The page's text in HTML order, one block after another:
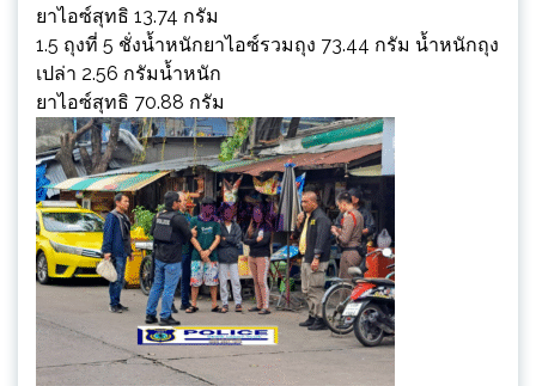
ยาไอซ์สุทธิ 13.74 กรัม
1.5 ถุงที่ 5 ชั่งน้ำหนักยาไอซ์รวมถุง 73.44 กรัม น้ำหนักถุง
เปล่า 2.56 กรัมน้ำหนัก
ยาไอซ์สุทธิ 70.88 กรัม